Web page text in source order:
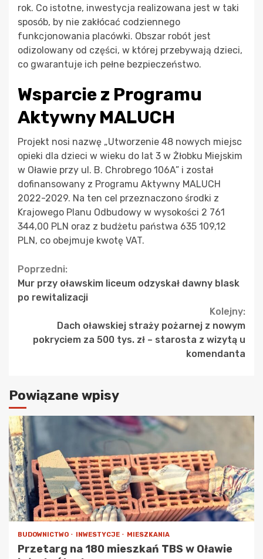
rok. Co istotne, inwestycja realizowana jest w taki
sposób, by nie zakłócać codziennego
funkcjonowania placówki. Obszar robót jest
odizolowany od części, w której przebywają dzieci,
co gwarantuje ich pełne bezpieczeństwo.
Wsparcie z Programu
Aktywny MALUCH
Projekt nosi nazwę „Utworzenie 48 nowych miejsc
opieki dla dzieci w wieku do lat 3 w Żłobku Miejskim
w Oławie przy ul. B. Chrobrego 106A” i został
dofinansowany z Programu Aktywny MALUCH
2022-2029. Na ten cel przeznaczono środki z
Krajowego Planu Odbudowy w wysokości 2 761
344,00 PLN oraz z budżetu państwa 635 109,12
PLN, co obejmuje kwotę VAT.
Continue
Reading
Poprzedni:
Mur przy oławskim liceum odzyskał dawny blask
po rewitalizacji
Kolejny:
Dach oławskiej straży pożarnej z nowym
pokryciem za 500 tys. zł – starosta z wizytą u
komendanta
Powiązane wpisy
BUDOWNICTWO INWESTYCJE MIESZKANIA
Przetarg na 180 mieszkań TBS w Oławie